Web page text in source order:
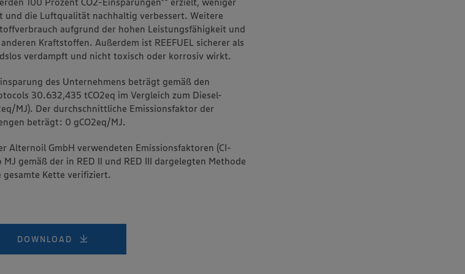
und die Luftqualität nachhaltig verbessert. Weitere
aufgrund der hohen Leistungsfähigkeit und
Kraftstoffen. Außerdem ist REEFUEL sicherer als
verdampft und nicht toxisch oder korrosiv wirkt.
des Unternehmens beträgt gemäß den
30.632,435 tCO2eq im Vergleich zum Diesel-
MJ). Der durchschnittliche Emissionsfaktor der
beträgt: 0 gCO2eq/MJ.
Alternoil GmbH verwendeten Emissionsfaktoren (CI-
gemäß der in RED II und RED III dargelegten Methode
gesamte Kette verifiziert.
DOWNLOAD